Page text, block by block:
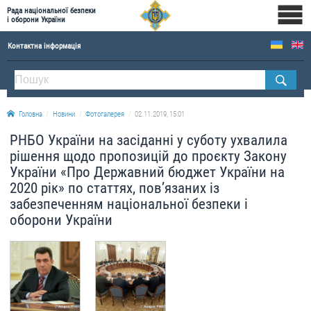
Рада національної безпеки
і оборони України
Контактна інформація
ПРО РНБОУ
Склад Ради національної безпеки і оборони України
Апарат Ради національної безпеки і оборони України
Правова основа діяльності Ради національної безпеки і оборони України
Історична довідка про діяльність Ради національної безпеки і оборони України
ОФІЦІЙНІ ДОКУМЕНТИ
ПРЕСЦЕНТР
Новини
Drone Deals
Фотогалерея
Відеогалерея
Головна Новини Фотогалерея 02.11.2019, 15:01
РНБО України на засіданні у суботу ухвалила
рішення щодо пропозицій до проєкту Закону
України «Про Державний бюджет України на
2020 рік» по статтях, пов’язаних із
забезпеченням національної безпеки і
оборони України